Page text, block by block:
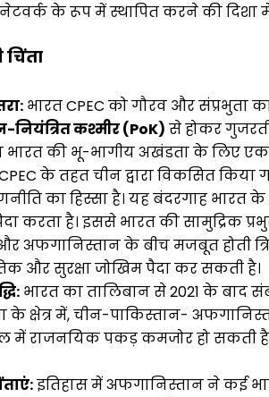
के रूप में स्थापित करने की दिशा
भारत CPEC को गौरव और संप्रभुता
नियंत्रित कश्मीर (PoK) से होकर
की भू-भागीय अखंडता के लिए एक
के तहत चीन द्वारा विकसित किया
का हिस्सा है। यह बंदरगाह भारत
करता है। इससे भारत की सामुद्रिक
अफगानिस्तान के बीच मजबूत होती
और सुरक्षा जोखिम पैदा कर सकती है।
भारत का तालिबान से 2021 के बाद
क्षेत्र में, चीन-पाकिस्तान-
में राजनयिक पकड़ कमजोर हो सकती है
इतिहास में अफगानिस्तान ने कई